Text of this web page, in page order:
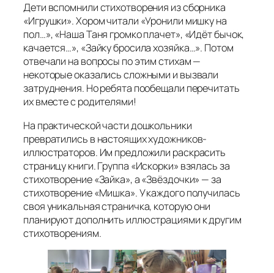
Дети вспомнили стихотворения из сборника
«Игрушки». Хором читали «Уронили мишку на
пол…», «Наша Таня громко плачет», «Идёт бычок,
качается…», «Зайку бросила хозяйка…». Потом
отвечали на вопросы по этим стихам —
некоторые оказались сложными и вызвали
затруднения. Но ребята пообещали перечитать
их вместе с родителями!
На практической части дошкольники
превратились в настоящих художников-
иллюстраторов. Им предложили раскрасить
страницу книги. Группа «Искорки» взялась за
стихотворение «Зайка», а «Звёздочки» — за
стихотворение «Мишка». У каждого получилась
своя уникальная страничка, которую они
планируют дополнить иллюстрациями к другим
стихотворениям.